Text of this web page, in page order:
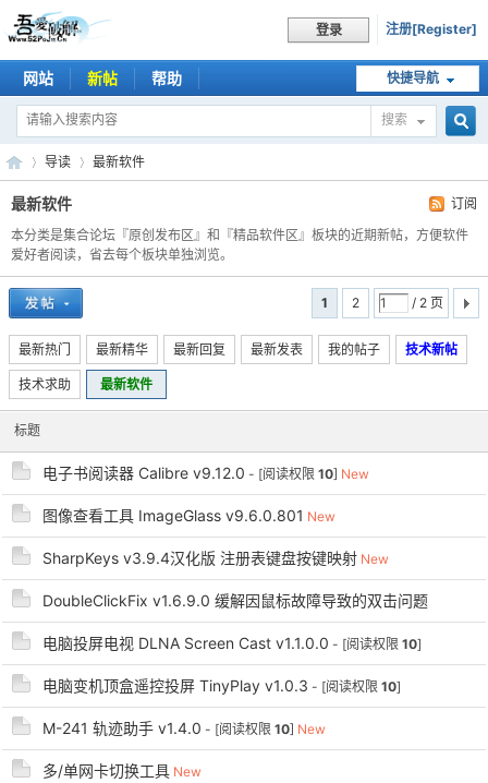
登录 注册[Register]
快捷导航
网站 新帖 帮助
搜索
索
吾
破
»
导读
›
最新软件
订阅
最新软件
本分类是集合论坛『原创发布区』和『精品软件区』板块的近期新帖，方便软件
爱好者阅读，省去每个板块单独浏览。
1 2 / 2 页
最新热门 最新精华 最新回复 最新发表 我的帖子 技术新帖
技术求助 最新软件
标题
电子书阅读器 Calibre v9.12.0 - [阅读权限 10] New
图像查看工具 ImageGlass v9.6.0.801 New
SharpKeys v3.9.4汉化版 注册表键盘按键映射 New
DoubleClickFix v1.6.9.0 缓解因鼠标故障导致的双击问题
电脑投屏电视 DLNA Screen Cast v1.1.0.0 - [阅读权限 10]
电脑变机顶盒遥控投屏 TinyPlay v1.0.3 - [阅读权限 10]
M-241 轨迹助手 v1.4.0 - [阅读权限 10] New
多/单网卡切换工具 New